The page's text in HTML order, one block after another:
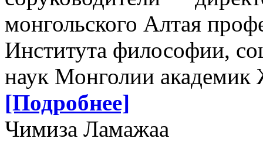
монгольского Алтая
Института философии,
наук Монголии
[Подробнее]
Чимиза Ламажаа